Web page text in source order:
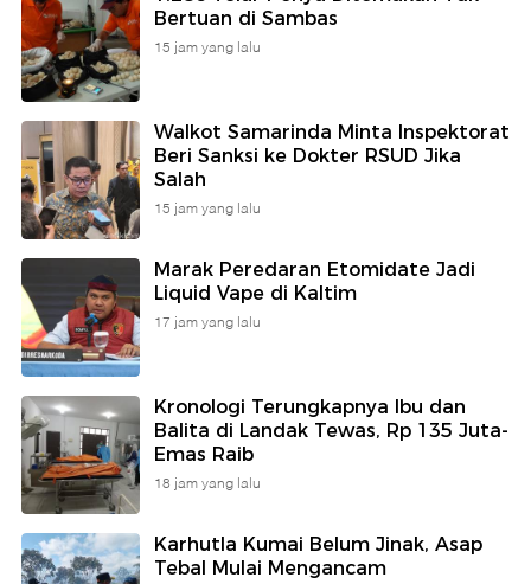
Bertuan di Sambas
15 jam yang lalu
Walkot Samarinda Minta Inspektorat
Beri Sanksi ke Dokter RSUD Jika
Salah
15 jam yang lalu
Marak Peredaran Etomidate Jadi
Liquid Vape di Kaltim
17 jam yang lalu
Kronologi Terungkapnya Ibu dan
Balita di Landak Tewas, Rp 135 Juta-
Emas Raib
18 jam yang lalu
Karhutla Kumai Belum Jinak, Asap
Tebal Mulai Mengancam